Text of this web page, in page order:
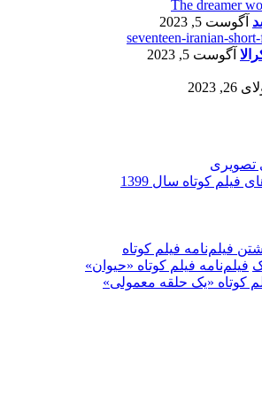
آگوست 5, 2023
آگوست 5, 2023
2023
تصویری
فیلم کوتاه سال 1399
فیلم‌نامه فیلم کوتاه
فیلم‌نامه فیلم کوتاه «حیوان»
کوتاه «یک حلقه معمولی»